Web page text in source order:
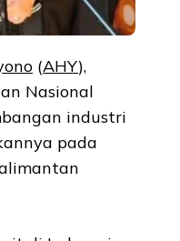
(AHY),
Nasional
industri
pada